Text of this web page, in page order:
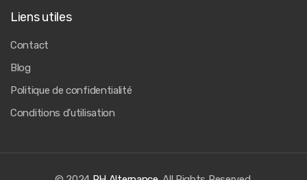
Liens utiles
Contact
Blog
Politique de confidentialité
Conditions d'utilisation